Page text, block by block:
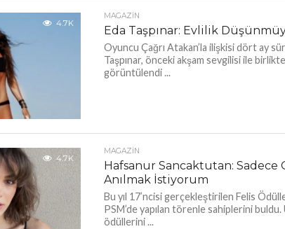
4.7K
MAGAZIN
Eda Taşpınar: Evlilik
Oyuncu Çağrı Atakan’la ilişkisi dört ay
Taşpınar, önceki akşam sevgilisi ile
görüntülendi ...
4.7K
MAGAZIN
Hafsanur Sancaktutan: Sadece
Anılmak İstiyorum
Bu yıl 17’ncisi gerçekleştirilen Felis
PSM’de yapılan törenle sahiplerini
ödüllerini ...